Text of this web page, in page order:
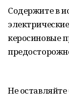
Содержите в
керосиновые
Не